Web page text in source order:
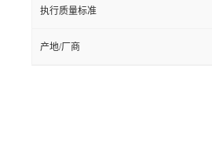
执行质量标准
产地/厂商